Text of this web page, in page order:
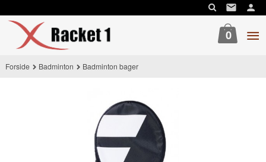
til
innholdet
0
Forside Badminton Badminton bager